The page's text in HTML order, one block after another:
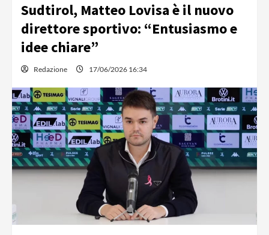
Sudtirol, Matteo Lovisa è il nuovo
direttore sportivo: “Entusiasmo e
idee chiare”
Redazione 17/06/2026 16:34